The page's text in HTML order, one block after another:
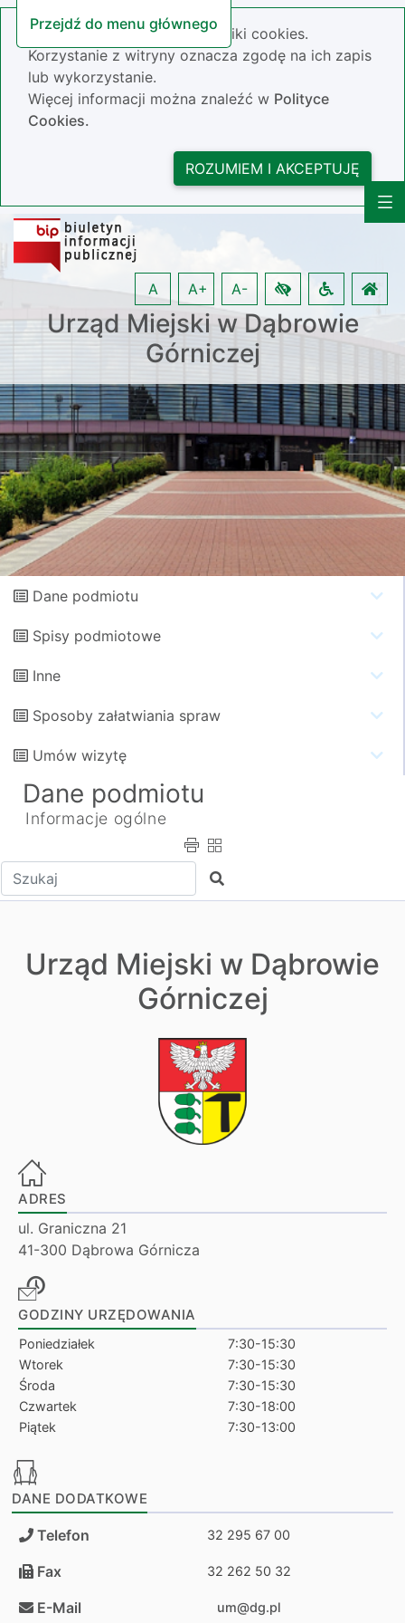
Przejdź do menu głównego
Nasza strona wykorzystuje pliki cookies.
Korzystanie z witryny oznacza zgodę na ich zapis
lub wykorzystanie.
Więcej informacji można znaleźć w Polityce
Cookies.
ROZUMIEM I AKCEPTUJĘ
Urząd Miejski w Dąbrowie
Górniczej
A A+ A-
Dane podmiotu
Spisy podmiotowe
Inne
Sposoby załatwiania spraw
Umów wizytę
Dane podmiotu
Informacje ogólne
Wpisz tekst do wyszukania Szukaj
Urząd Miejski w Dąbrowie
Górniczej
ADRES
ul. Graniczna 21
41-300 Dąbrowa Górnicza
GODZINY URZĘDOWANIA
Poniedziałek
7:30-15:30
Wtorek
7:30-15:30
Środa
7:30-15:30
Czwartek
7:30-18:00
Piątek
7:30-13:00
DANE DODATKOWE
Telefon 32 295 67 00
Fax 32 262 50 32
E-Mail um@dg.pl